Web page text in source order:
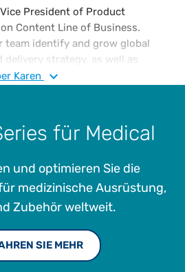
President of Product
Content Line of Business.
team identify and grow global
strategy, as well as
targets for premium
a B.S. in Accounting from Truman
Karen
für Medical
und optimieren Sie die
medizinische Ausrüstung,
Zubehör weltweit.
SIE MEHR